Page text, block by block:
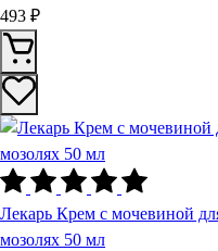
493 ₽
Лекарь Крем с мочевиной
мозолях 50 мл